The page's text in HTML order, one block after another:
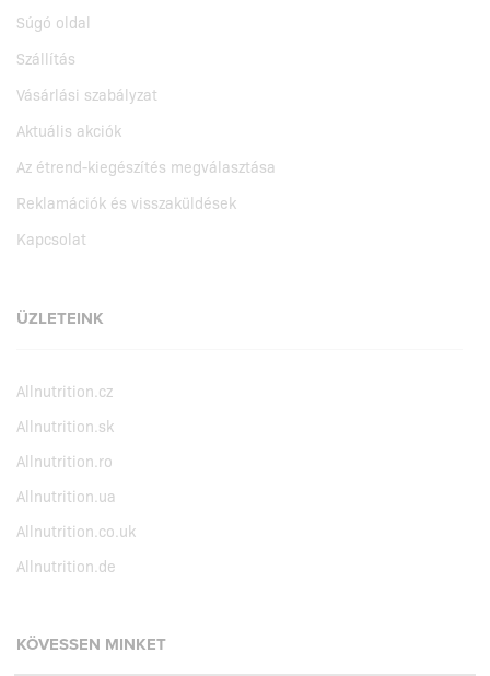
Súgó oldal
Szállítás
Vásárlási szabályzat
Aktuális akciók
Az étrend-kiegészítés megválasztása
Reklamációk és visszaküldések
Kapcsolat
ÜZLETEINK
Allnutrition.cz
Allnutrition.sk
Allnutrition.ro
Allnutrition.ua
Allnutrition.co.uk
Allnutrition.de
KÖVESSEN MINKET